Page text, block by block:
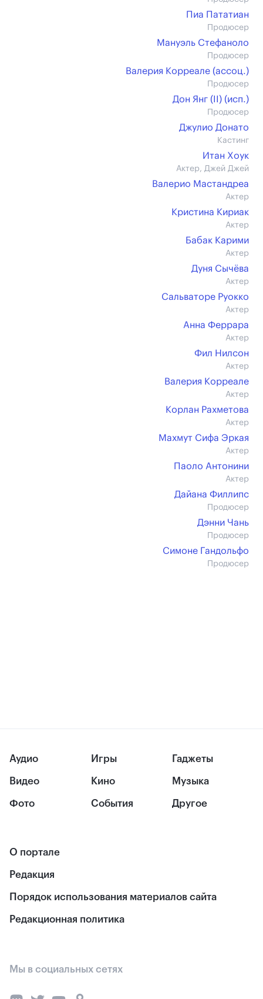
Пиа Пататиан
Продюсер
Мануэль Стефаноло
Продюсер
Валерия Корреале (ассоц.)
Продюсер
Дон Янг (II) (иcп.)
Продюсер
Джулио Донато
Кастинг
Итан Хоук
Актер, Джей Джей
Валерио Мастандреа
Актер
Кристина Кириак
Актер
Бабак Карими
Актер
Дуня Сычёва
Актер
Сальваторе Руокко
Актер
Анна Феррара
Актер
Фил Нилсон
Актер
Валерия Корреале
Актер
Корлан Рахметова
Актер
Махмут Сифа Эркая
Актер
Паоло Антонини
Актер
Дайана Филлипс
Продюсер
Дэнни Чань
Продюсер
Симоне Гандольфо
Продюсер
Аудио
Видео
Фото
Игры
Кино
События
Гаджеты
Музыка
Другое
О портале
Редакция
Порядок использования материалов сайта
Редакционная политика
Мы в социальных сетях